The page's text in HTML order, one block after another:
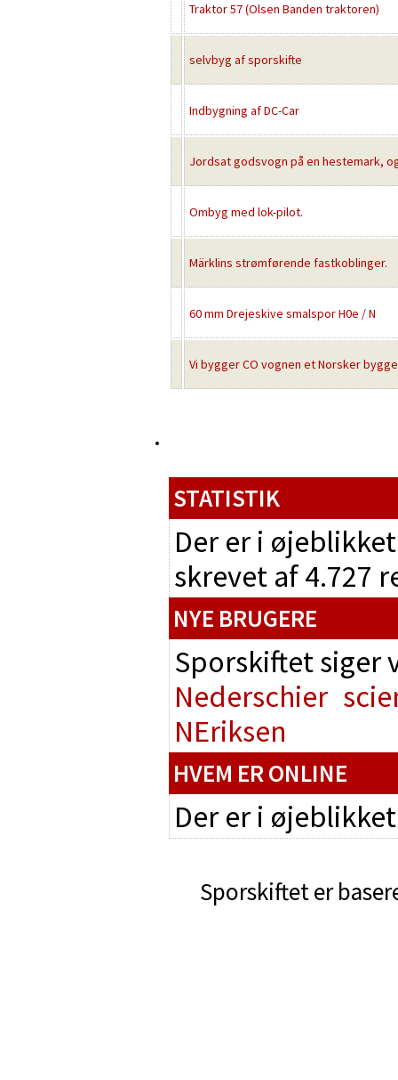
Traktor 57 (Olsen Banden traktoren)
selvbyg af sporskifte
Indbygning af DC-Car
Jordsat godsvogn på en hestemark,
Ombyg med lok-pilot.
Märklins strømførende fastkoblinger.
60 mm Drejeskive smalspor H0e / N
Vi bygger CO vognen et Norsker
STATISTIK
Der er i
skrevet af 4.727
NYE BRUGERE
Sporskiftet
Nederschier
NEriksen
HVEM ER ONLINE
Der er i
Sporskiftet er